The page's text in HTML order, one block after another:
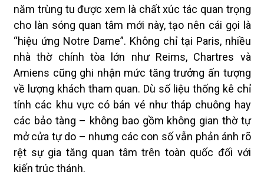
năm trùng tu được xem là chất xúc tác quan trọng
cho làn sóng quan tâm mới này, tạo nên cái gọi là
“hiệu ứng Notre Dame”. Không chỉ tại Paris, nhiều
nhà thờ chính tòa lớn như Reims, Chartres và
Amiens cũng ghi nhận mức tăng trưởng ấn tượng
về lượng khách tham quan. Dù số liệu thống kê chỉ
tính các khu vực có bán vé như tháp chuông hay
các bảo tàng – không bao gồm không gian thờ tự
mở cửa tự do – nhưng các con số vẫn phản ánh rõ
rệt sự gia tăng quan tâm trên toàn quốc đối với
kiến trúc thánh.